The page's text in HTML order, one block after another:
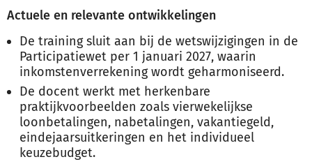
Actuele en relevante ontwikkelingen
De training sluit aan bij de wetswijzigingen in de
Participatiewet per 1 januari 2027, waarin
inkomstenverrekening wordt geharmoniseerd.
De docent werkt met herkenbare
praktijkvoorbeelden zoals vierwekelijkse
loonbetalingen, nabetalingen, vakantiegeld,
eindejaarsuitkeringen en het individueel
keuzebudget.